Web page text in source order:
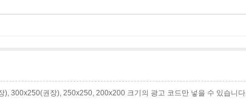
), 300x250(권장), 250x250, 200x200 크기의 광고 코드만 넣을 수 있습니다.